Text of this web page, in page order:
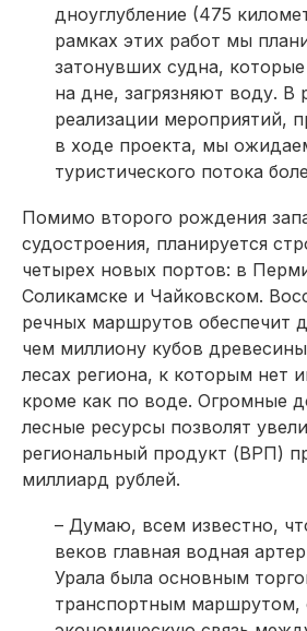
дноуглубление (475
рамках этих работ мы
затонувших судна,
на дне, загрязняют воду. В
реализации мероприятий,
в ходе проекта, мы
туристического потока
Помимо второго рождения
судостроения, планируется
четырех новых портов: в
Соликамске и Чайковском.
речных маршрутов обеспечит
чем миллиону кубов
лесах региона, к которым нет
кроме как по воде. Огромные
лесные ресурсы позволят
региональный продукт (ВРП)
миллиард рублей.
– Думаю, всем известно,
веков главная водная
Урала была основным
транспортным маршрутом,